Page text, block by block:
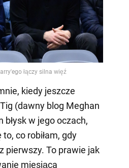
kiedy jeszcze
(dawny blog Meghan
błysk w jego oczach,
co robiłam, gdy
pierwszy. To prawie jak
miesiąca